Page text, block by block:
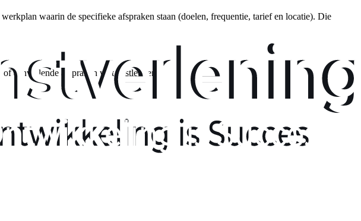
waarin de specifieke afspraken staan (doelen, frequentie, tarief en locatie). Die
aanvullende afspraken wilt vastleggen.